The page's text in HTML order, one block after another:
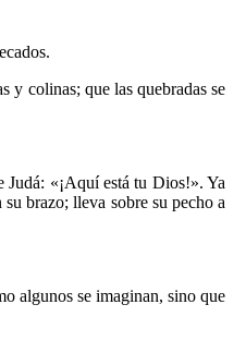
y colinas; que las quebradas se
Judá: «¡Aquí está tu Dios!». Ya
brazo; lleva sobre su pecho a
algunos se imaginan, sino que